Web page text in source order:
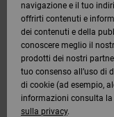
navigazione e il tuo
offrirti contenuti e
dei contenuti e della
conoscere meglio il
prodotti dei nostri
tuo consenso all’uso di
di cookie (ad esempio,
informazioni consulta la
sulla privacy.